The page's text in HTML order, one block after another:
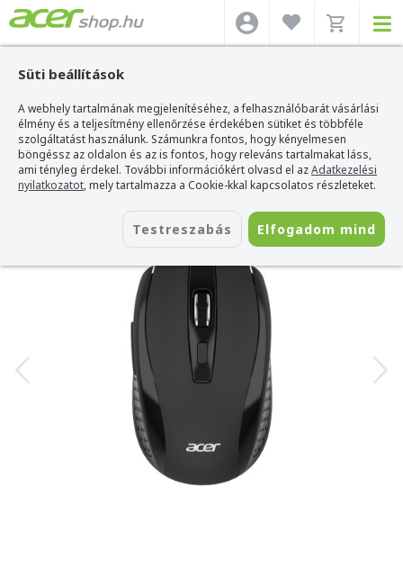
Süti beállítások
A webhely tartalmának megjelenítéséhez, a felhasználóbarát vásárlási
élmény és a teljesítmény ellenőrzése érdekében sütiket és többféle
szolgáltatást használunk. Számunkra fontos, hogy kényelmesen
böngéssz az oldalon és az is fontos, hogy releváns tartalmakat láss,
ami tényleg érdekel. További információkért olvasd el azAdatkezelési
nyilatkozatot, mely tartalmazza a Cookie-kkal kapcsolatos részleteket.
Testreszabás Elfogadom mind
Acer webshop>Kiegészítők>Egerek >Acer Egerek>Acer MX202 Wireless
egér - Fekete
Acer MX202 Wireless egér - Fekete
Azonosító:HP.EXPBG.014